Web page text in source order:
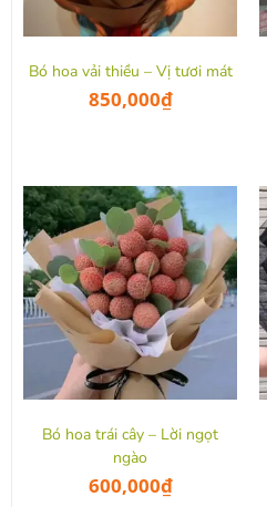
Bó hoa vải thiều – Vị tươi mát
850,000₫
Bó hoa trái cây – Lời ngọt
ngào
600,000₫